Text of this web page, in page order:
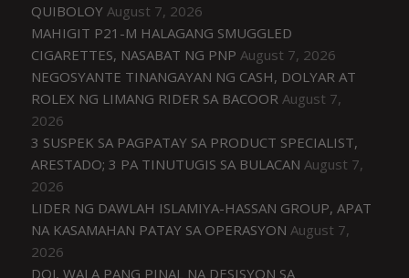
QUIBOLOY August 7, 2026
MAHIGIT P21-M HALAGANG SMUGGLED
CIGARETTES, NASABAT NG PNP August 7, 2026
NEGOSYANTE TINANGAYAN NG CASH, DOLYAR AT
ROLEX NG LIMANG RIDER SA BACOOR August 7,
2026
3 SUSPEK SA PAGPATAY SA PRODUCT SPECIALIST,
ARESTADO; 3 PA TINUTUGIS SA BULACAN August 7,
2026
LIDER NG DAWLAH ISLAMIYA-HASSAN GROUP, APAT
NA KASAMAHAN PATAY SA OPERASYON August 7,
2026
DOJ, WALA PANG PINAL NA DESISYON SA